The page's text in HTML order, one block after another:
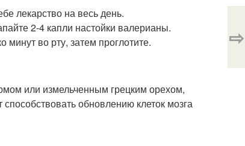
лекарство на весь день.
2-4 капли настойки валерианы.
минут во рту, затем проглотите.
или измельченным грецким орехом,
обновлению клеток мозга
⇨